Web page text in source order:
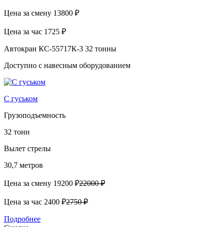
Цена за смену 13800 ₽
Цена за час 1725 ₽
Автокран КС-55717К-3 32 тонны
Доступно с навесным оборудованием
С гуськом
Грузоподъемность
32 тонн
Вылет стрелы
30,7 метров
Цена за смену 19200 ₽22000 ₽
Цена за час 2400 ₽2750 ₽
Подробнее